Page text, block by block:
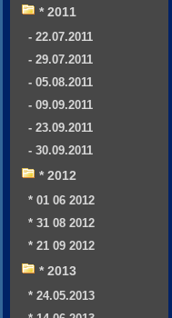
* 2011
- 22.07.2011
- 29.07.2011
- 05.08.2011
- 09.09.2011
- 23.09.2011
- 30.09.2011
* 2012
* 01 06 2012
* 31 08 2012
* 21 09 2012
* 2013
* 24.05.2013